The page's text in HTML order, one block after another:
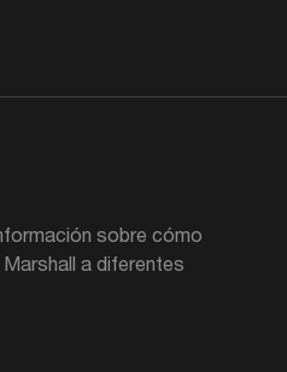
sobre cómo
a diferentes